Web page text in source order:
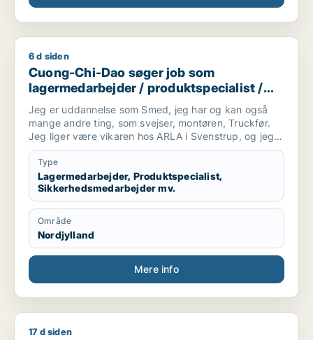
Cuong-Chi-Dao søger job som lagermedarbejder /
6 d siden
Cuong-Chi-Dao søger job som
lagermedarbejder / produktspecialist /
sikkerhedsmedarbejder / smed /
logistikmedarbejder
Jeg er uddannelse som Smed, jeg har og kan også
mange andre ting, som svejser, montøren, Truckfør.
Jeg liger være vikaren hos ARLA i Svenstrup, og jeg
kan beviser at jeg er gode medarbejder......
Type
Lagermedarbejder, Produktspecialist,
Sikkerhedsmedarbejder mv.
Område
Nordjylland
Mere info
Jesper søger job som bygningsarbejder / smed /
17 d siden